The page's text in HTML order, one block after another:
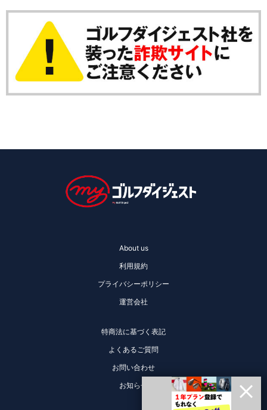
About us
利用規約
プライバシーポリシー
運営会社
特商法に基づく表記
よくあるご質問
お問い合わせ
お知らせ